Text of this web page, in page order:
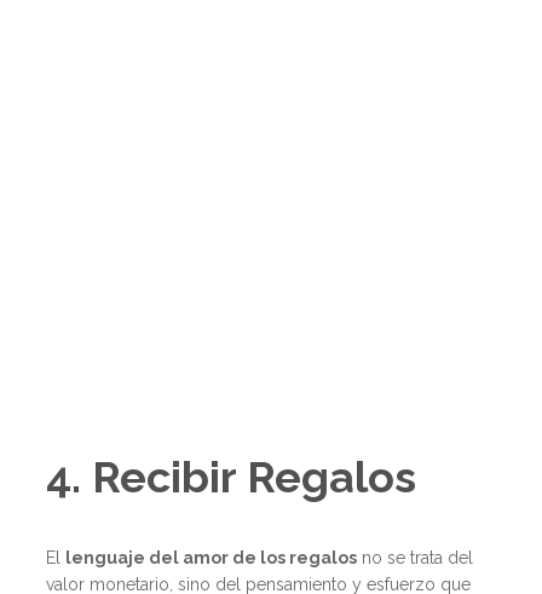
4. Recibir Regalos
El lenguaje del amor de los regalos no se trata del
valor monetario, sino del pensamiento y esfuerzo que